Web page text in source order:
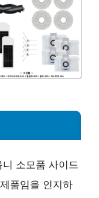
소모품 사이드
품임을 인지하